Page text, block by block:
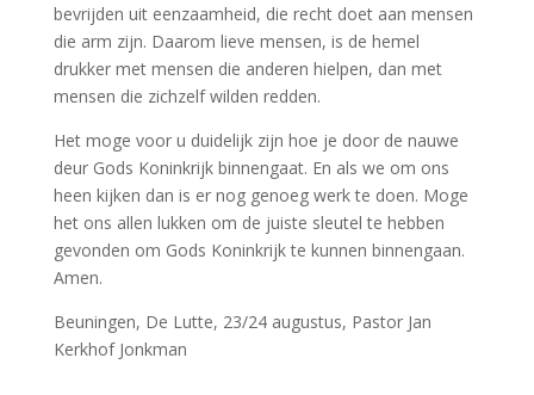
bevrijden uit eenzaamheid, die recht doet aan mensen
die arm zijn. Daarom lieve mensen, is de hemel
drukker met mensen die anderen hielpen, dan met
mensen die zichzelf wilden redden.
Het moge voor u duidelijk zijn hoe je door de nauwe
deur Gods Koninkrijk binnengaat. En als we om ons
heen kijken dan is er nog genoeg werk te doen. Moge
het ons allen lukken om de juiste sleutel te hebben
gevonden om Gods Koninkrijk te kunnen binnengaan.
Amen.
Beuningen, De Lutte, 23/24 augustus, Pastor Jan
Kerkhof Jonkman